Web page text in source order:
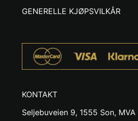
GENERELLE KJØPSVILKÅR
KONTAKT
Seljebuveien 9, 1555 Son,